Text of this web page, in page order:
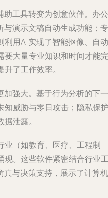
助工具转变为创意伙伴。办公
与演示文稿自动生成功能；专
利用AI实现了智能抠像、自动
要大量专业知识和时间才能完
了工作效率。
加强大。基于行为分析的下一
知威胁与零日攻击；隐私保护
泄露。
业（如教育、医疗、工程制
现。这些软件紧密结合行业工
真与决策支持，展示了计算机